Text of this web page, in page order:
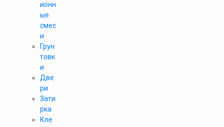
ионн
ые
смес
и
Грун
товк
и
Две
ри
Зати
рка
Кле